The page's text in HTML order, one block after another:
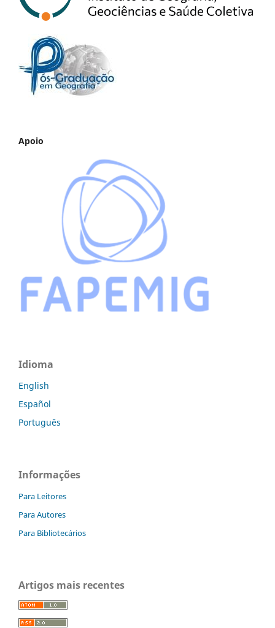
Apoio
Idioma
English
Español
Português
Informações
Para Leitores
Para Autores
Para Bibliotecários
Artigos mais recentes